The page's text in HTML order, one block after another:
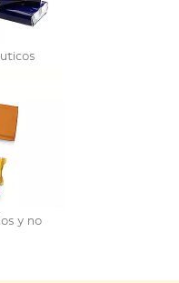
y no